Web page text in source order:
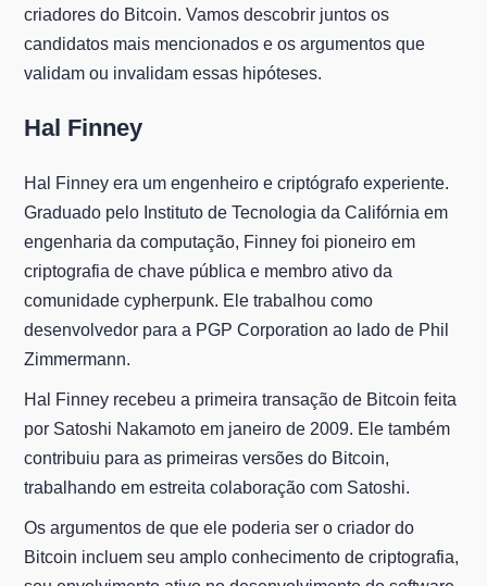
criadores do Bitcoin. Vamos descobrir juntos os
candidatos mais mencionados e os argumentos que
validam ou invalidam essas hipóteses.
Hal Finney
Hal Finney era um engenheiro e criptógrafo experiente.
Graduado pelo Instituto de Tecnologia da Califórnia em
engenharia da computação, Finney foi pioneiro em
criptografia de chave pública e membro ativo da
comunidade cypherpunk. Ele trabalhou como
desenvolvedor para a PGP Corporation ao lado de Phil
Zimmermann.
Hal Finney recebeu a primeira transação de Bitcoin feita
por Satoshi Nakamoto em janeiro de 2009. Ele também
contribuiu para as primeiras versões do Bitcoin,
trabalhando em estreita colaboração com Satoshi.
Os argumentos de que ele poderia ser o criador do
Bitcoin incluem seu amplo conhecimento de criptografia,